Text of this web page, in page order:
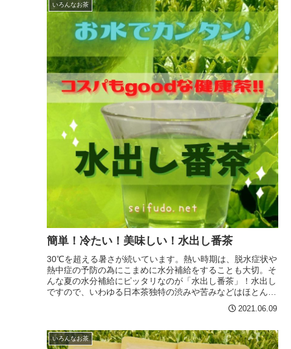
いろんなお茶
簡単！冷たい！美味しい！水出し番茶
30℃を超える暑さが続いています。熱い時期は、脱水症状や
熱中症の予防の為にこまめに水分補給をすることも大切。そ
んな夏の水分補給にピッタリなのが「水出し番茶」！水出し
ですので、いわゆる日本茶独特の渋みや苦みなどはほとんど
2021.06.09
いろんなお茶